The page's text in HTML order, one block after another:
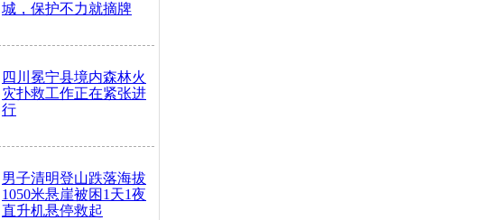
城，保护不力就摘牌
四川冕宁县境内森林火
灾扑救工作正在紧张进
行
男子清明登山跌落海拔
1050米悬崖被困1天1夜
直升机悬停救起